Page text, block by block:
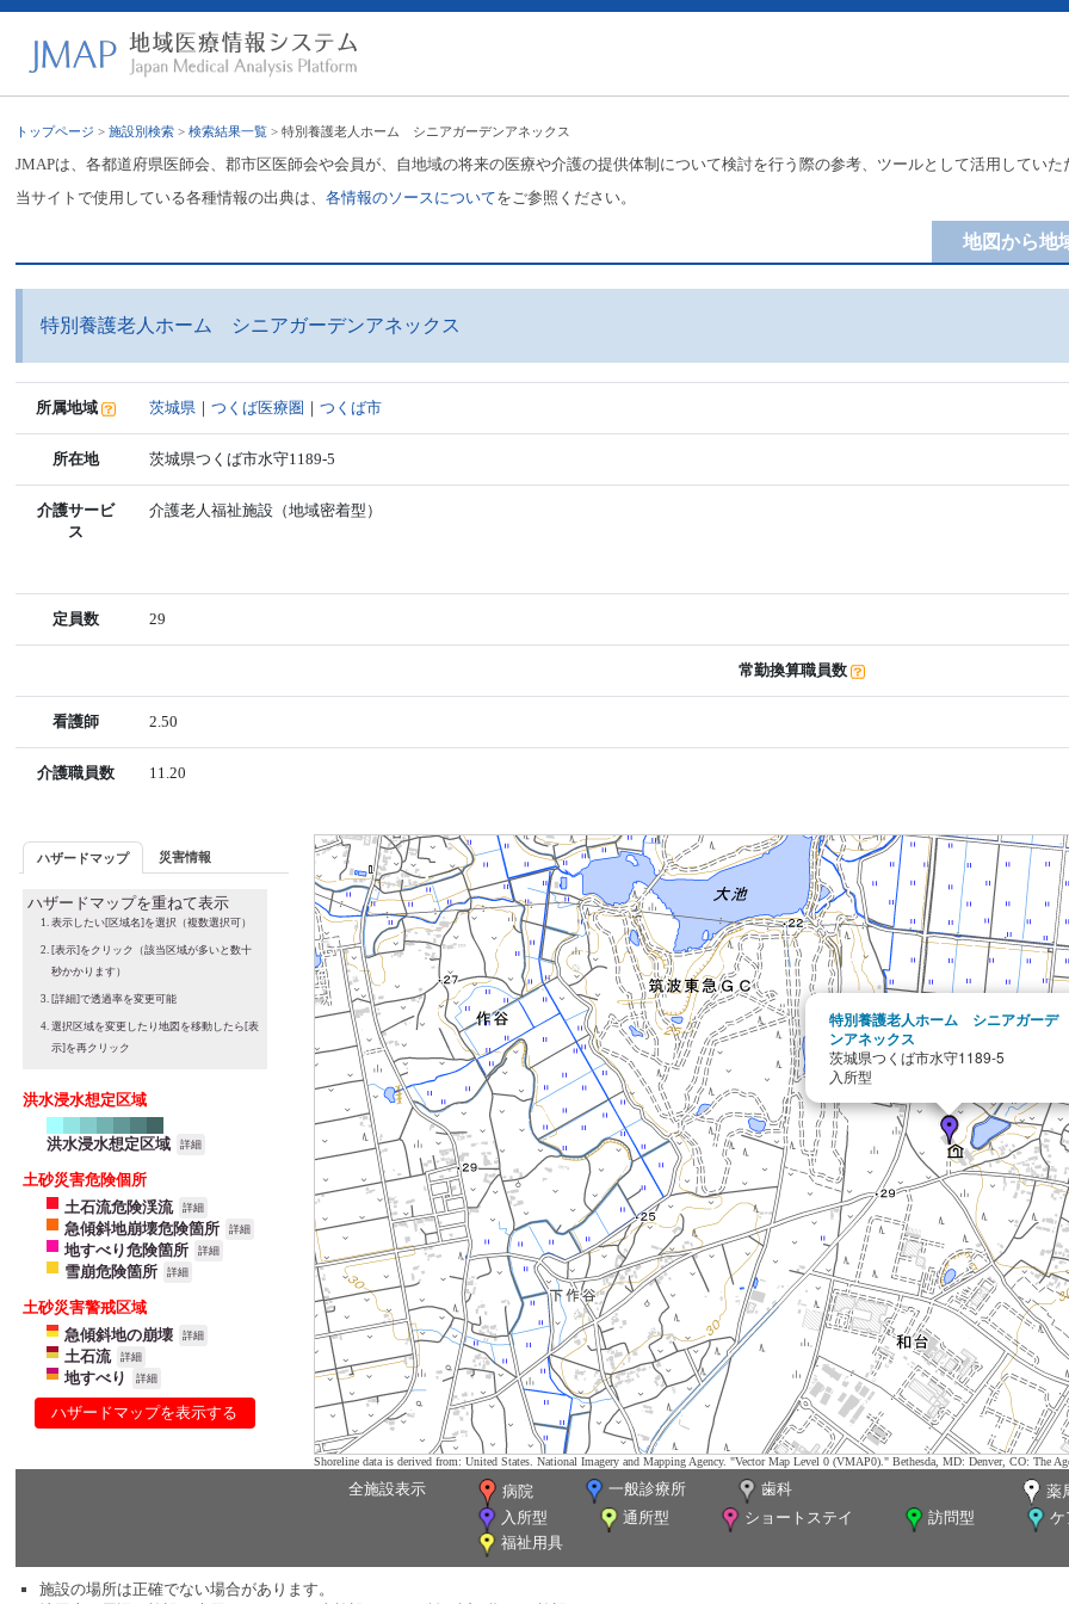
トップページ >施設別検索 >検索結果一覧 > 特別養護老人ホーム シニアガーデンアネックス
JMAPは、各都道府県医師会、郡市区医師会や会員が、自地域の将来の医療や介護の提供体制について検討を行う際の参考、ツールとして活用してい
当サイトで使用している各種情報の出典は、各情報のソースについてをご参照ください。
地図から地
特別養護老人ホーム シニアガーデンアネックス
所属地域 茨城県 ｜つくば医療圏 ｜つくば市
所在地 茨城県つくば市水守1189-5
介護サービ
ス
介護老人福祉施設（地域密着型）
定員数 29
常勤換算職員数
看護師 2.50
介護職員数 11.20
ハザードマップ 災害情報
ハザードマップを重ねて表示
表示したい[区域名]を選択（複数選択可）
[表示]をクリック（該当区域が多いと数十
秒かかります）
[詳細]で透過率を変更可能
選択区域を変更したり地図を移動したら[表
示]を再クリック
洪水浸水想定区域
洪水浸水想定区域 詳細
土砂災害危険個所
土石流危険渓流
詳細
急傾斜地崩壊危険箇所 詳細
地すべり危険箇所 詳細
雪崩危険箇所 詳細
土砂災害警戒区域
急傾斜地の崩壊
詳細
土石流 詳細
地すべり 詳細
ハザードマップを表示する
特別養護老人ホーム シニアガーデ
ンアネックス
茨城県つくば市水守1189-5
入所型
Shoreline data is derived from: United States. National Imagery and Mapping Agency. "Vector Map Level 0 (VMAP0)." Bethesda, MD: Denver, CO: The
全施設表示 病院 一般診療所 歯科
薬
入所型
通所型 ショートステイ 訪問型
ケ
福祉用具
施設の場所は正確でない場合があります。